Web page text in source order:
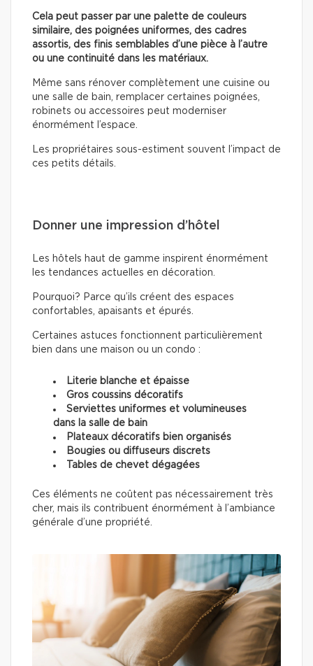
Cela peut passer par une palette de couleurs
similaire, des poignées uniformes, des cadres
assortis, des finis semblables d’une pièce à l’autre
ou une continuité dans les matériaux.
Même sans rénover complètement une cuisine ou
une salle de bain, remplacer certaines poignées,
robinets ou accessoires peut moderniser
énormément l’espace.
Les propriétaires sous-estiment souvent l’impact de
ces petits détails.
Donner une impression d’hôtel
Les hôtels haut de gamme inspirent énormément
les tendances actuelles en décoration.
Pourquoi? Parce qu’ils créent des espaces
confortables, apaisants et épurés.
Certaines astuces fonctionnent particulièrement
bien dans une maison ou un condo :
Literie blanche et épaisse
Gros coussins décoratifs
Serviettes uniformes et volumineuses
dans la salle de bain
Plateaux décoratifs bien organisés
Bougies ou diffuseurs discrets
Tables de chevet dégagées
Ces éléments ne coûtent pas nécessairement très
cher, mais ils contribuent énormément à l’ambiance
générale d’une propriété.